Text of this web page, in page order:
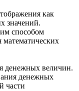
как
значений.
способом
математических
денежных величин.
денежных
части